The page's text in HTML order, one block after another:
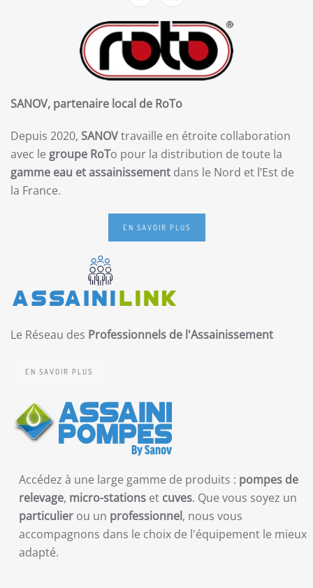
SANOV, partenaire local de RoTo
Depuis 2020, SANOVtravaille en étroite collaboration
avec le groupe RoTo pour la distribution de toute la
gamme eau et assainissement dans le Nord et l’Est de
la France.
EN SAVOIR PLUS
Le Réseau des Professionnels de l'Assainissement
EN SAVOIR PLUS
Accédez à une large gamme de produits : pompes de
relevage, micro-stations et cuves. Que vous soyez un
particulier ou un professionnel, nous vous
accompagnons dans le choix de l'équipement le mieux
adapté.